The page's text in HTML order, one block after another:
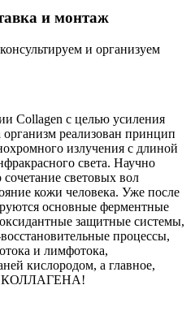
и монтаж
и организуем
Collagen с целью усиления
организм реализован принцип
излучения с длиной
света. Научно
световых вол
кожи человека. Уже после
основные ферментные
защитные системы,
процессы,
и лимфотока,
кислородом, а главное,